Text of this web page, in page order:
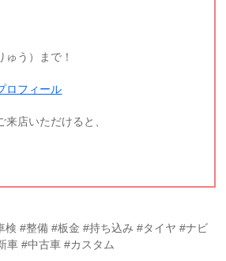
ゅう）まで！
ロフィール
店いただけると、
検 #整備 #板金 #持ち込み #タイヤ #ナビ
車 #中古車 #カスタム